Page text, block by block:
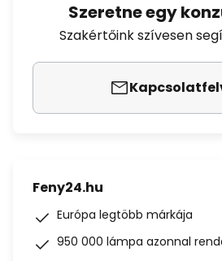
Szeretne egy
Szakértőink szívesen
Feny24.hu
Európa legtöbb márkája
950 000 lámpa azonnal